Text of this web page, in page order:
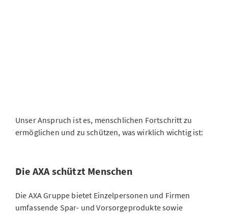
Unser Anspruch ist es, menschlichen Fortschritt zu
ermöglichen und zu schützen, was wirklich wichtig ist:
Die AXA schützt Menschen
Die AXA Gruppe bietet Einzelpersonen und Firmen
umfassende Spar- und Vorsorgeprodukte sowie